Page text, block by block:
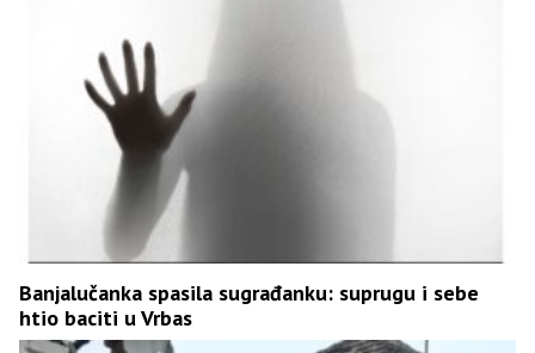
Banjalučanka spasila sugrađanku: suprugu i sebe
htio baciti u Vrbas